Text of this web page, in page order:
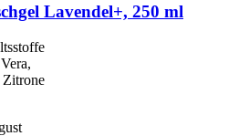
Lavendel+, 250 ml